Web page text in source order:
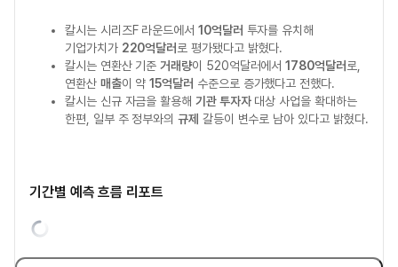
칼시는 시리즈F 라운드에서 10억달러 투자를 유치해
기업가치가 220억달러 로 평가됐다고 밝혔다.
칼시는 연환산 기준거래량이 520억달러에서1780억달러 로,
연환산 매출이 약15억달러 수준으로 증가했다고 전했다.
칼시는 신규 자금을 활용해 기관 투자자대상 사업을 확대하는
한편, 일부 주 정부와의규제 갈등이 변수로 남아 있다고 밝혔다.
기간별 예측 흐름 리포트